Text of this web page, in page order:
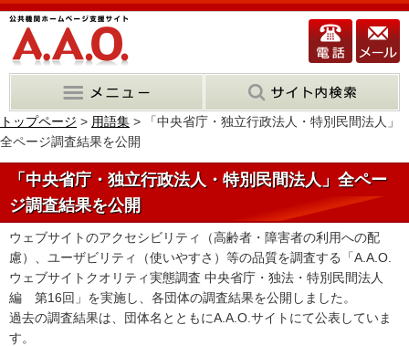
トップページ > 用語集 > 「中央省庁・独立行政法人・特別民間法人」
全ページ調査結果を公開
「中央省庁・独立行政法人・特別民間法人」全ペー
ジ調査結果を公開
ウェブサイトのアクセシビリティ（高齢者・障害者の利用への配
慮）、ユーザビリティ（使いやすさ）等の品質を調査する「A.A.O.
ウェブサイトクオリティ実態調査 中央省庁・独法・特別民間法人
編 第16回」を実施し、各団体の調査結果を公開しました。
過去の調査結果は、団体名とともにA.A.O.サイトにて公表していま
す。